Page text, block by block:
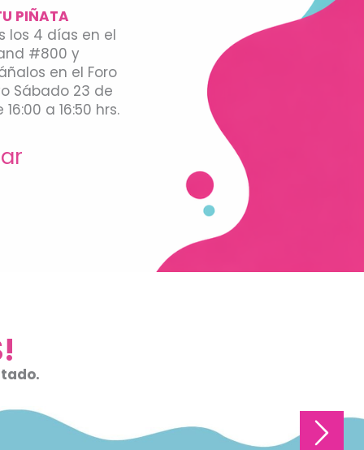
PIÑATA
los 4 días en el
#800 y
en el Foro
Sábado 23 de
a 16:50 hrs.